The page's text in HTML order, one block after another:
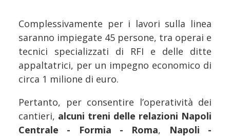
Complessivamente per i lavori sulla linea
saranno impiegate 45 persone, tra operai e
tecnici specializzati di RFI e delle ditte
appaltatrici, per un impegno economico di
circa 1 milione di euro.
Pertanto, per consentire l’operatività dei
cantieri, alcuni treni delle relazioni Napoli
Centrale - Formia - Roma, Napoli -